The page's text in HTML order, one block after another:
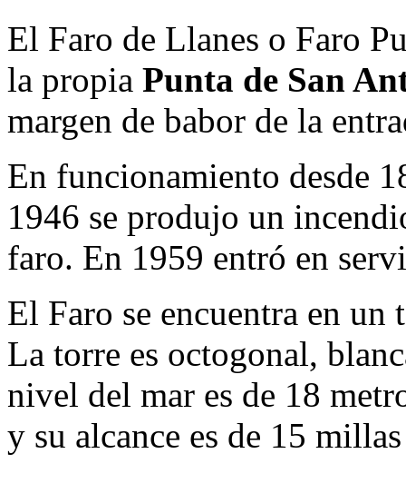
El Faro de Llanes o Faro
la propia Punta de San
margen de babor de la
En funcionamiento desde
1946 se produjo un
faro. En 1959 entró en
El Faro se encuentra en un
La torre es octogonal,
nivel del mar es de 18
y su alcance es de 15